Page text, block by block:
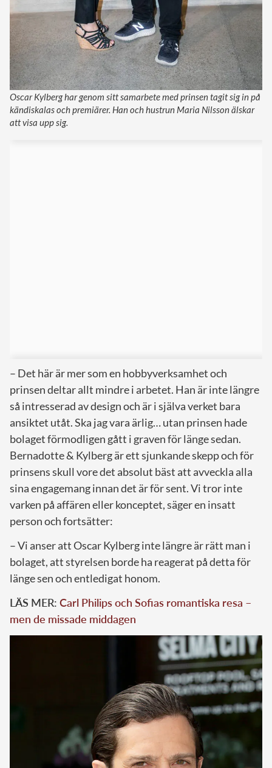
Oscar Kylberg har genom sitt samarbete med prinsen tagit sig in på
kändiskalas och premiärer. Han och hustrun Maria Nilsson älskar
att visa upp sig.
– Det här är mer som en hobbyverksamhet och
prinsen deltar allt mindre i arbetet. Han är inte längre
så intresserad av design och är i själva verket bara
ansiktet utåt. Ska jag vara ärlig… utan prinsen hade
bolaget förmodligen gått i graven för länge sedan.
Bernadotte & Kylberg är ett sjunkande skepp och för
prinsens skull vore det absolut bäst att avveckla alla
sina engagemang innan det är för sent. Vi tror inte
varken på affären eller konceptet, säger en insatt
person och fortsätter:
– Vi anser att Oscar Kylberg inte längre är rätt man i
bolaget, att styrelsen borde ha reagerat på detta för
länge sen och entledigat honom.
LÄS MER: Carl Philips och Sofias romantiska resa –
men de missade middagen